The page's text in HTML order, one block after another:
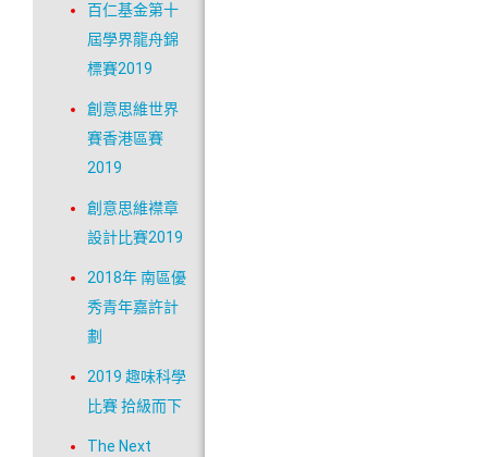
百仁基金第十
屆學界龍舟錦
標賽2019
創意思維世界
賽香港區賽
2019
創意思維襟章
設計比賽2019
2018年 南區優
秀青年嘉許計
劃
2019 趣味科學
比賽 拾級而下
The Next